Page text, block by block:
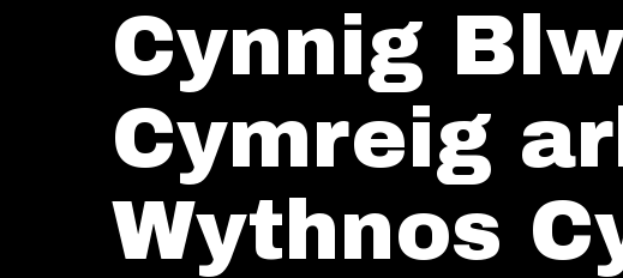
Cynnig
Cymreig
Wythnos